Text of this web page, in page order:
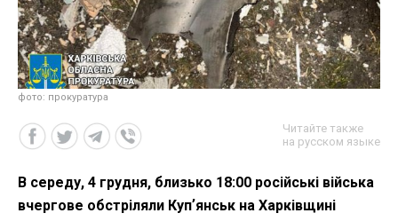
фото: прокуратура
Читайте также
на русском языке
В середу, 4 грудня, близько 18:00 російські війська
вчергове обстріляли Купʼянськ на Харківщині